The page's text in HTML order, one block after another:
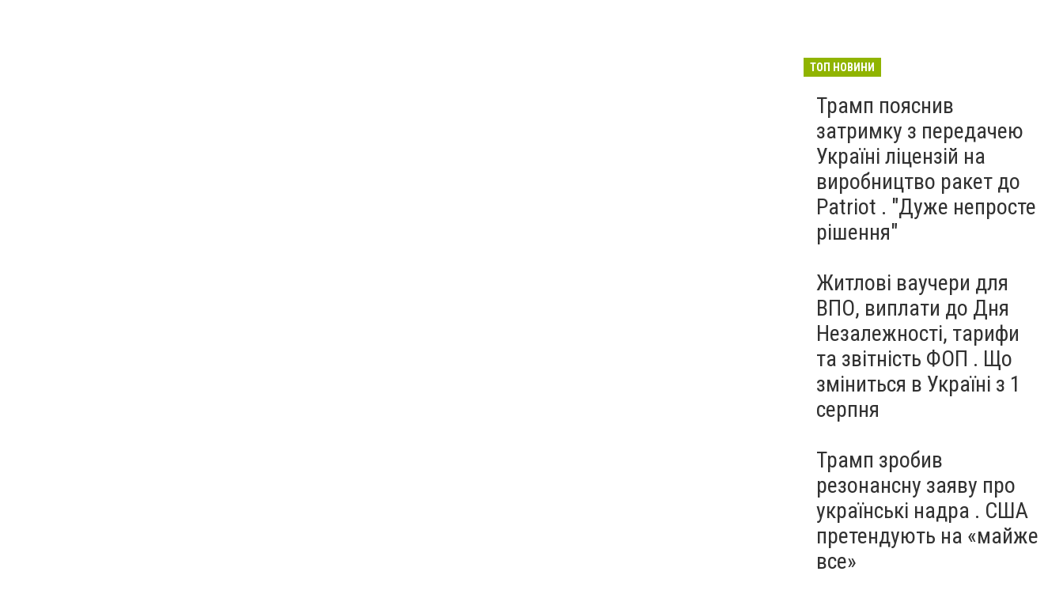
ТОП НОВИНИ
Трамп пояснив
затримку з передачею
Україні ліцензій на
виробництво ракет до
Patriot . "Дуже непросте
рішення"
Житлові ваучери для
ВПО, виплати до Дня
Незалежності, тарифи
та звітність ФОП . Що
зміниться в Україні з 1
серпня
Трамп зробив
резонансну заяву про
українські надра . США
претендують на «майже
все»